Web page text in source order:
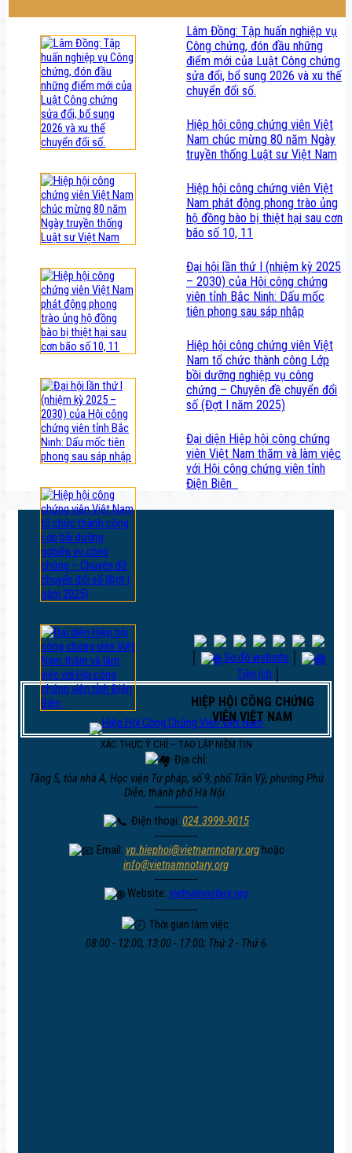
Lâm Đồng: Tập huấn nghiệp vụ
Công chứng, đón đầu những
điểm mới của Luật Công chứng
sửa đổi, bổ sung 2026 và xu thế
chuyển đổi số.
Hiệp hội công chứng viên Việt
Nam chúc mừng 80 năm Ngày
truyền thống Luật sư Việt Nam
Hiệp hội công chứng viên Việt
Nam phát động phong trào ủng
hộ đồng bào bị thiệt hại sau cơn
bão số 10, 11
Đại hội lần thứ I (nhiệm kỳ 2025
– 2030) của Hội công chứng
viên tỉnh Bắc Ninh: Dấu mốc
tiên phong sau sáp nhập
Hiệp hội công chứng viên Việt
Nam tổ chức thành công Lớp
bồi dưỡng nghiệp vụ công
chứng – Chuyên đề chuyển đổi
số (Đợt I năm 2025)
Đại diện Hiệp hội công chứng
viên Việt Nam thăm và làm việc
với Hội công chứng viên tỉnh
Điện Biên
XÁC THỰC Ý CHÍ – TẠO LẬP NIỀM TIN
Sơ đồ website
Tiện ích
HIỆP HỘI CÔNG CHỨNG
VIÊN VIỆT NAM
Địa chỉ:
Tầng 5, tòa nhà A, Học viện Tư pháp, số 9, phố Trần Vỹ, phường Phú
Diễn, thành phố Hà Nội.
─────
Điện thoại:024.3999-9015
─────
Email: vp.hiephoi@vietnamnotary.orghoặc
info@vietnamnotary.org
─────
Website: vietnamnotary.org
─────
Thời gian làm việc:
08:00 - 12:00, 13:00 - 17:00; Thứ 2 - Thứ 6